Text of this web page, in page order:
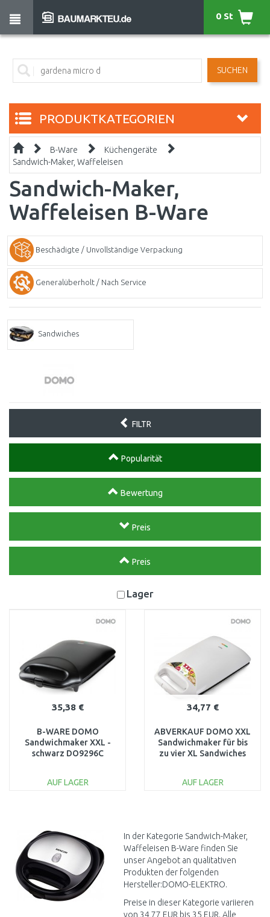
SUCHEN
0 St
PRODUKTKATEGORIEN
B-Ware
Küchengeräte
Sandwich-Maker, Waffeleisen
Sandwich-Maker,
Waffeleisen B-Ware
Beschädigte / Unvollständige Verpackung
Generalüberholt / Nach Service
Sandwiches
FILTR
Popularität
Bewertung
Preis
Preis
Lager
35,38 €
B-WARE DOMO
Sandwichmaker XXL -
schwarz DO9296C
AUF LAGER
Vergleichen
34,77 €
ABVERKAUF DOMO XXL
Sandwichmaker für bis
zu vier XL Sandwiches
AUF LAGER
Vergleichen
In der Kategorie Sandwich-Maker,
Waffeleisen B-Ware finden Sie
unser Angebot an qualitativen
Produkten der folgenden
Hersteller:DOMO-ELEKTRO.
Preise in dieser Kategorie variieren
von 34,77 EUR bis 35 EUR. Alle